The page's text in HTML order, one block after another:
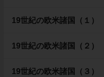
19世紀の欧米諸国（１
19世紀の欧米諸国（２
19世紀の欧米諸国（３